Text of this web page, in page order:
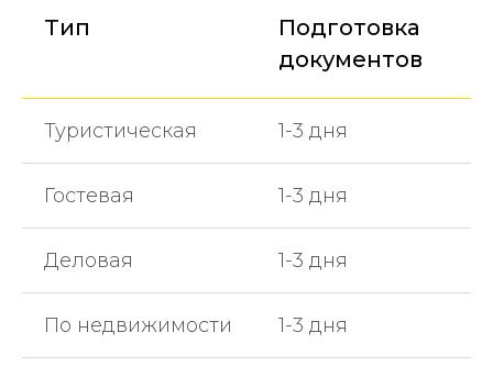
Тип
Подготовка
документов
Туристическая 1-3 дня
Гостевая 1-3 дня
Деловая 1-3 дня
По недвижимости 1-3 дня